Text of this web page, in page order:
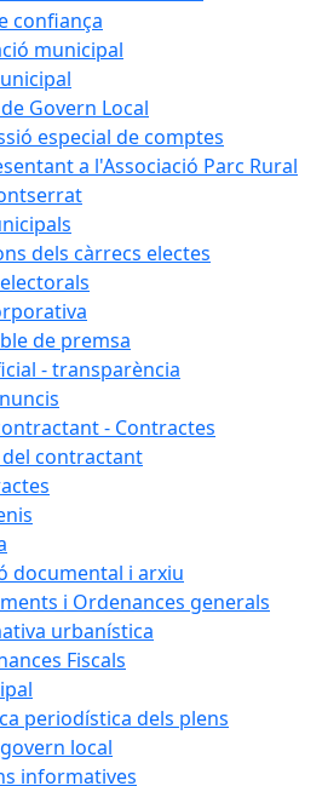
confiança
municipal
Govern Local
especial de comptes
a l'Associació Parc Rural
dels càrrecs electes
de premsa
- transparència
- Contractes
contractant
documental i arxiu
i Ordenances generals
urbanística
Fiscals
periodística dels plens
local
informatives